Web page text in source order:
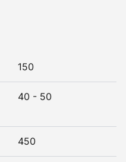
150
40 - 50
450